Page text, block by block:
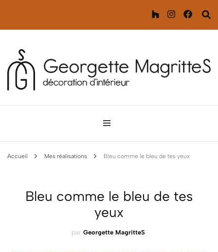
Georgette MagritteS
Décoration d'intérieur
Accueil Mes réalisations Bleu comme le bleu de tes yeux
Bleu comme le bleu de tes
yeux
par Georgette MagritteS